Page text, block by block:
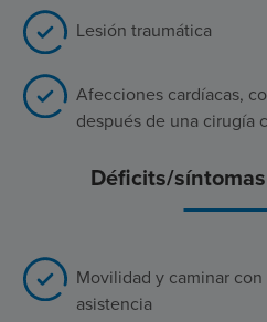
Lesión traumática
Afecciones cardíacas,
después de una cirugía
Déficits/
Movilidad y caminar
asistencia